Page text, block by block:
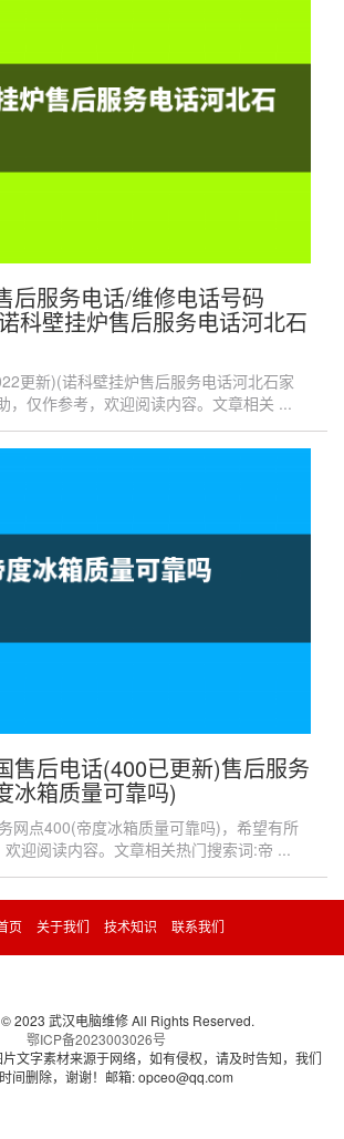
后服务电话/维修电话号码
科壁挂炉售后服务电话河北石
更新)(诺科壁挂炉售后服务电话河北石家
，仅作参考，欢迎阅读内容。文章相关 ...
售后电话(400已更新)售后服务
冰箱质量可靠吗)
网点400(帝度冰箱质量可靠吗)，希望有所
迎阅读内容。文章相关热门搜索词:帝 ...
页 关于我们 技术知识 联系我们
2023 武汉电脑维修 All Rights Reserved.
鄂ICP备2023003026号
文字素材来源于网络，如有侵权，请及时告知，我们
间删除，谢谢！邮箱: opceo@qq.com